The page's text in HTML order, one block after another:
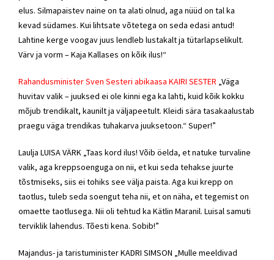
elus. Silmapaistev naine on ta alati olnud, aga nüüd on tal ka
kevad südames. Kui lihtsate võtetega on seda edasi antud!
Lahtine kerge voogav juus lendleb lustakalt ja tütarlapselikult.
Värv ja vorm – Kaja Kallases on kõik ilus!“
Rahandusminister Sven Sesteri abikaasa KAIRI SESTER „Väga
huvitav valik – juuksed ei ole kinni ega ka lahti, kuid kõik kokku
mõjub trendikalt, kaunilt ja väljapeetult. Kleidi sära tasakaalustab
praegu väga trendikas tuhakarva juuksetoon.“ Super!”
Laulja LUISA VÄRK „Taas kord ilus! Võib öelda, et natuke turvaline
valik, aga kreppsoenguga on nii, et kui seda tehakse juurte
tõstmiseks, siis ei tohiks see välja paista. Aga kui krepp on
taotlus, tuleb seda soengut teha nii, et on näha, et tegemist on
omaette taotlusega. Nii oli tehtud ka Kätlin Maranil. Luisal samuti
terviklik lahendus. Tõesti kena. Sobib!”
Majandus- ja taristuminister KADRI SIMSON „Mulle meeldivad